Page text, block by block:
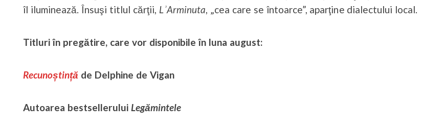
îl iluminează. Însuşi titlul cărţii, LʾArminuta, „cea care se întoarce”, aparţine dialectului local.
Titluri în pregătire, care vor disponibile în luna august:
Recunoștință de Delphine de Vigan
Autoarea bestsellerului Legămintele